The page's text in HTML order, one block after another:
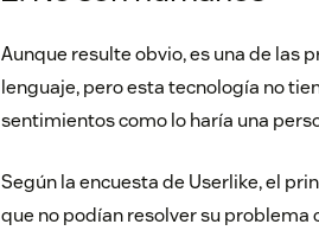
Aunque resulte obvio, es una de las
lenguaje, pero esta tecnología no
sentimientos como lo haría una
Según la encuesta de Userlike, el
que no podían resolver su problema